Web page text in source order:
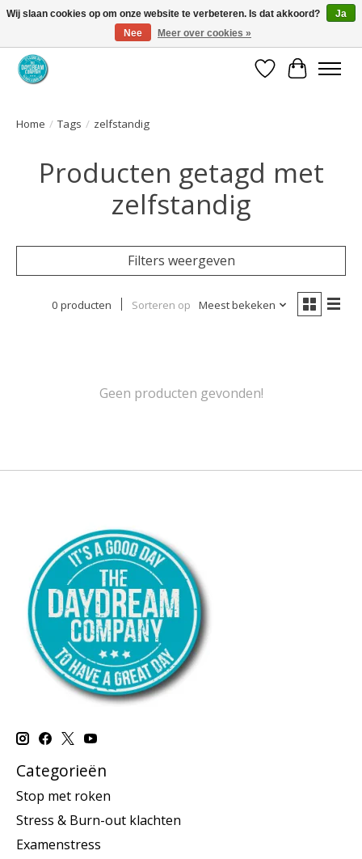
Coaching via download. Effectief en voordelig.
Verlanglijst
Home / Tags / zelfstandig
Producten getagd met
zelfstandig
Filters weergeven
0 producten Sorteren op Meest bekeken
Geen producten gevonden!
Categorieën
Stop met roken
Stress & Burn-out klachten
Examenstress
Wij slaan cookies op om onze website te verbeteren. Is dat akkoord?
Ja
Nee
Meer over cookies »